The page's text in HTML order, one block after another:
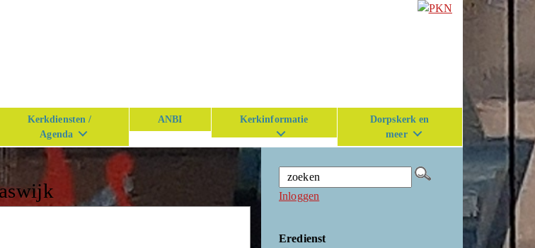
Kerkdiensten /
Agenda
ANBI Kerkinformatie
Dorpskerk en
meer
Inloggen
Eredienst